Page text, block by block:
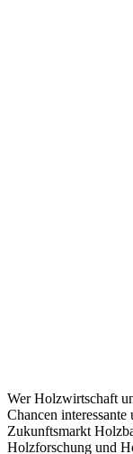
Wer Holzwirtschaft
Chancen
Zukunftsmarkt
Holzforschung und